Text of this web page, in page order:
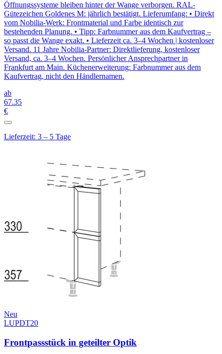
Öffnungssysteme bleiben hinter der Wange verborgen. RAL-
Gütezeichen Goldenes M: jährlich bestätigt. Lieferumfang: • Direkt
vom Nobilia-Werk: Frontmaterial und Farbe identisch zur
bestehenden Planung. • Tipp: Farbnummer aus dem Kaufvertrag –
so passt die Wange exakt. • Lieferzeit ca. 3–4 Wochen | kostenloser
Versand. 11 Jahre Nobilia-Partner: Direktlieferung, kostenloser
Versand, ca. 3–4 Wochen. Persönlicher Ansprechpartner in
Frankfurt am Main. Küchenerweiterung: Farbnummer aus dem
Kaufvertrag, nicht den Händlernamen.
ab
67.35
€
Lieferzeit: 3 – 5 Tage
Neu
LUPDT20
Frontpassstück in geteilter Optik